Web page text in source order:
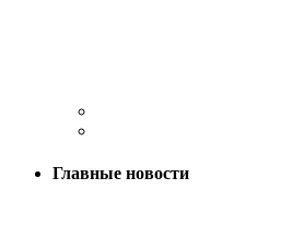
Главные новости